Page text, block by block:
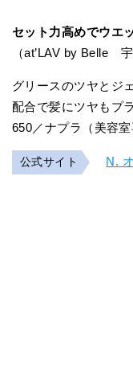
セット力高めでウエ
（at’LAV by Belle
グリースのツヤとジ
配合で髪にツヤもプ
650／ナプラ（美容室
公式サイト N.